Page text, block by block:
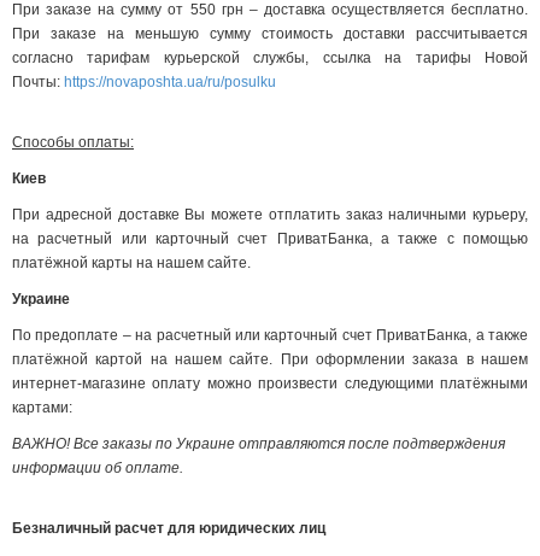
При заказе на сумму от 550 грн – доставка осуществляется бесплатно.
При заказе на меньшую сумму стоимость доставки рассчитывается
согласно тарифам курьерской службы, ссылка на тарифы Новой
Почты: https://novaposhta.ua/ru/posulku
Способы оплаты:
Киев
При адресной доставке Вы можете отплатить заказ наличными курьеру,
на расчетный или карточный счет ПриватБанка, а также с помощью
платёжной карты на нашем сайте.
Украине
По предоплате – на расчетный или карточный счет ПриватБанка, а также
платёжной картой на нашем сайте. При оформлении заказа в нашем
интернет-магазине оплату можно произвести следующими платёжными
картами:
ВАЖНО! Все заказы по Украине отправляются после подтверждения
информации об оплате.
Безналичный расчет для юридических лиц